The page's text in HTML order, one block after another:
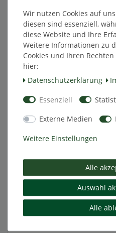
In
* inkl. ges. MwSt. zzgl.
Weitere Details
EU-Verantwortlicher
Wir nutzen Cookies auf
diesen sind essenziell,
diese Website und Ihre
Weitere Informationen zu
Cookies und Ihren
hier:
Daten­schutz­erklärung
Essenziell
Externe Medien
Weitere Einstellungen
Alle
Auswahl
Alle